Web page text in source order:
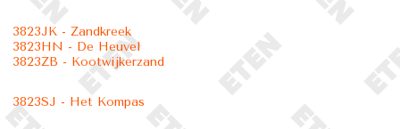
3823JK - Zandkreek
3823HN - De Heuvel
3823ZB - Kootwijkerzand
3823SJ - Het Kompas